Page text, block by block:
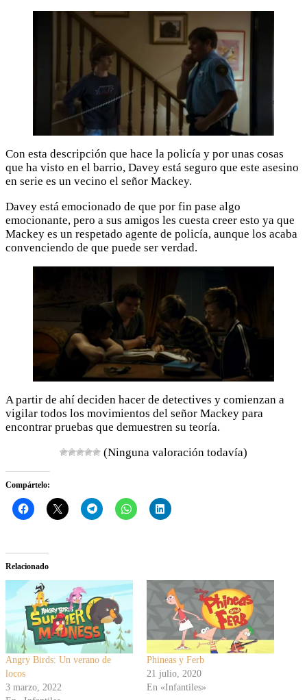
Con esta descripción que hace la policía y por unas cosas
que ha visto en el barrio, Davey está seguro que este asesino
en serie es un vecino el señor Mackey.
Davey está emocionado de que por fin pase algo
emocionante, pero a sus amigos les cuesta creer esto ya que
Mackey es un respetado agente de policía, aunque los acaba
convenciendo de que puede ser verdad.
A partir de ahí deciden hacer de detectives y comienzan a
vigilar todos los movimientos del señor Mackey para
encontrar pruebas que demuestren su teoría.
(Ninguna valoración todavía)
Compártelo:
Relacionado
Angry Birds: Un verano de
locos
3 marzo, 2022
Phineas y Ferb
21 julio, 2020
En «Infantiles»